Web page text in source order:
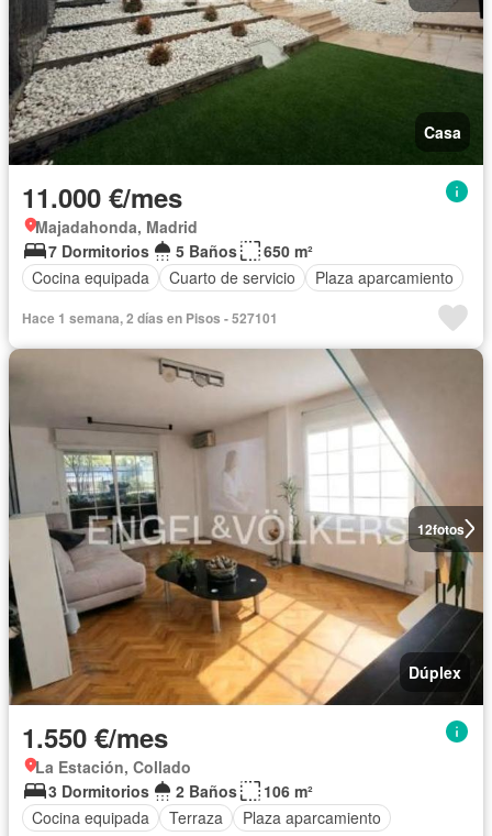
Casa
11.000 €/mes
Majadahonda, Madrid
7 Dormitorios
5 Baños
650 m²
Cocina equipada
Cuarto de servicio Plaza aparcamiento
Hace 1 semana, 2 días en Pisos - 527101
12fotos
Dúplex
1.550 €/mes
La Estación, Collado
3 Dormitorios
2 Baños
106 m²
Cocina equipada
Terraza Plaza aparcamiento